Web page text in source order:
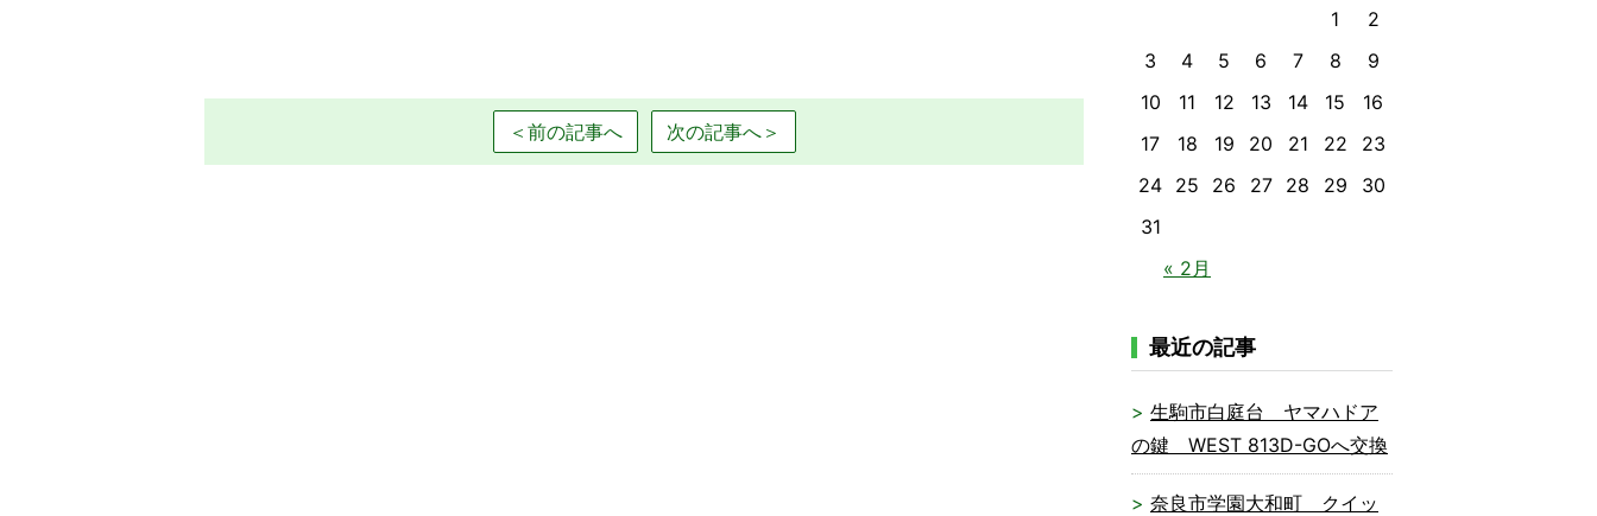
＜前の記事へ 次の記事へ＞
« 2月
1
2
3
4 5 6 7 8
9
10
11 12 13 14 15
16
17
18 19 20 21 22
23
24 25 26 27 28 29
30
31
最近の記事
生駒市白庭台 ヤマハドア
の鍵 WEST 813D-GOへ交換
奈良市学園大和町 クイッ